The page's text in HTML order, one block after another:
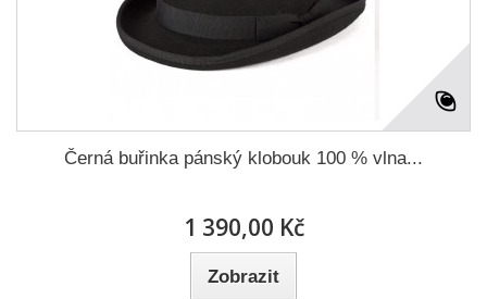
Černá buřinka pánský klobouk 100 % vlna...
1 390,00 Kč
Zobrazit